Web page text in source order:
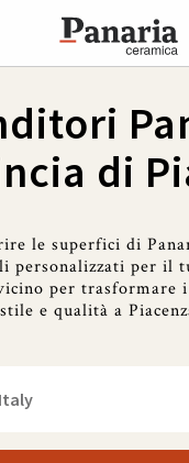
di
le superfici di
personalizzati per il
per trasformare
e qualità a